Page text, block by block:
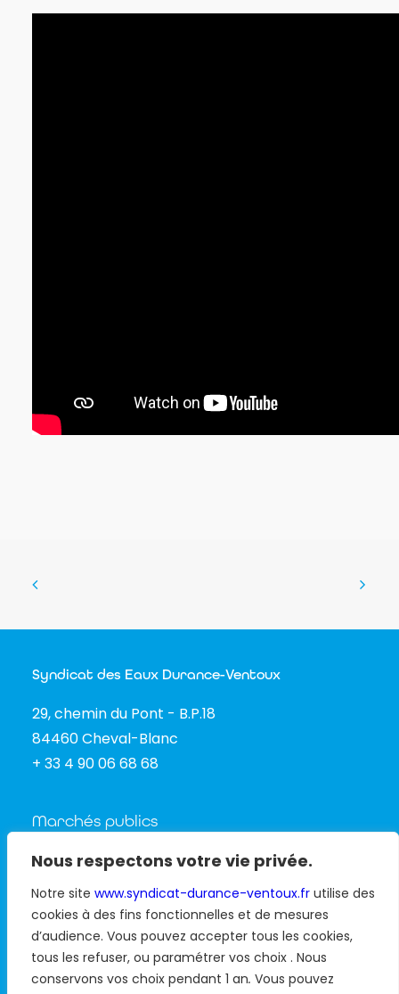
Nous respectons votre vie privée.
Notre site www.syndicat-durance-ventoux.fr utilise des
cookies à des fins fonctionnelles et de mesures
d’audience. Vous pouvez accepter tous les cookies,
tous les refuser, ou paramétrer vos choix . Nous
conservons vos choix pendant 1 an. Vous pouvez
Syndicat des Eaux Durance-Ventoux
29, chemin du Pont - B.P.18
84460 Cheval-Blanc
+ 33 4 90 06 68 68
Marchés publics
Actualités
Médiathèque
Carte interactive